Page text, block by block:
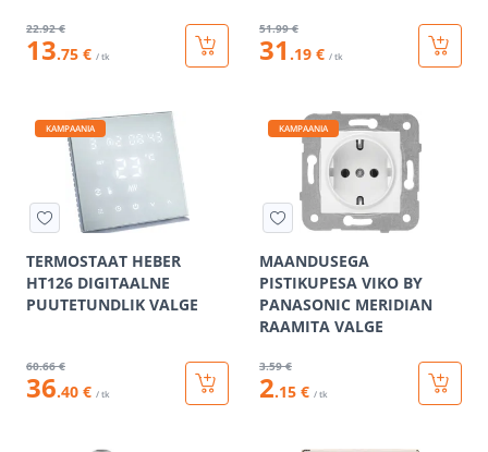
22.92 €
13.75 € / tk
51.99 €
31 .19 € / tk
KAMPAANIA
TERMOSTAAT HEBER
HT126 DIGITAALNE
PUUTETUNDLIK VALGE
60.66 €
36.40 € / tk
KAMPAANIA
MAANDUSEGA
PISTIKUPESA VIKO BY
PANASONIC MERIDIAN
RAAMITA VALGE
3.59 €
2.15 € / tk